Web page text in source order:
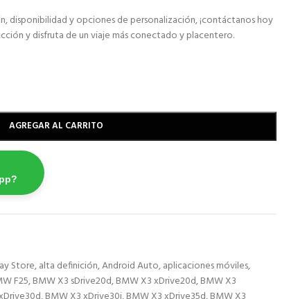
disponibilidad y opciones de personalización, ¡contáctanos hoy
y disfruta de un viaje más conectado y placentero.
AGREGAR AL CARRITO
Store,alta definición,Android Auto,aplicaciones móviles,
F25,BMW X3 sDrive20d,BMW X3 xDrive20d,BMW X3